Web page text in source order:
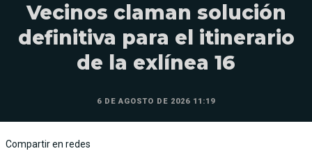
Vecinos claman solución
definitiva para el itinerario
de la exlínea 16
6 DE AGOSTO DE 2026 11:19
Compartir en redes